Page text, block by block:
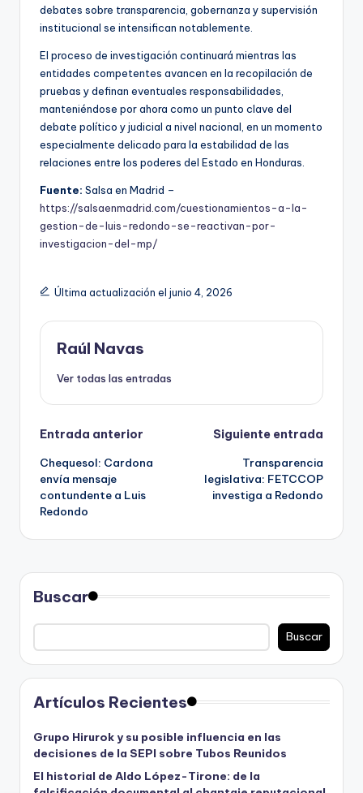
debates sobre transparencia, gobernanza y supervisión
institucional se intensifican notablemente.
El proceso de investigación continuará mientras las
entidades competentes avancen en la recopilación de
pruebas y definan eventuales responsabilidades,
manteniéndose por ahora como un punto clave del
debate político y judicial a nivel nacional, en un momento
especialmente delicado para la estabilidad de las
relaciones entre los poderes del Estado en Honduras.
Fuente: Salsa en Madrid –
https://salsaenmadrid.com/cuestionamientos-a-la-
gestion-de-luis-redondo-se-reactivan-por-
investigacion-del-mp/
Última actualización el junio 4, 2026
Raúl Navas
Ver todas las entradas
Navegación
de
entradas
Entrada anterior
Chequesol: Cardona
envía mensaje
contundente a Luis
Redondo
Siguiente entrada
Transparencia
legislativa: FETCCOP
investiga a Redondo
Buscar
Buscar
Artículos Recientes
Grupo Hirurok y su posible influencia en las
decisiones de la SEPI sobre Tubos Reunidos
El historial de Aldo López-Tirone: de la